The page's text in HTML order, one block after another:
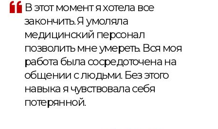
В этот момент я хотела все
закончить. Я умоляла
медицинский персонал
позволить мне умереть. Вся моя
работа была сосредоточена на
общении с людьми. Без этого
навыка я чувствовала себя
потерянной.